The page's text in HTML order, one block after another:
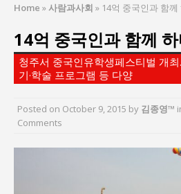
세미나 개최
서효석 충청향우회
지방의회 공약은 ‘
“7월 1일 의장 선출은
현”
이홍원 작가, 생활
통일 지향 2국가론:
Home »사람과사회 » 14억 중국인과 함께
14억 중국인과 함께
청주서 중국인유학생페스티벌 개
기·학술 프로그램 등 다양
Posted on October 9, 2015 by 김종영™
Comments